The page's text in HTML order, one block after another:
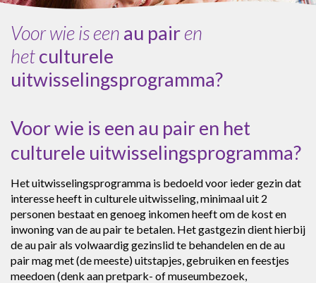
Voor wie is een au pairen
hetculturele
uitwisselingsprogramma?
Voor wie is een au pair en het
culturele uitwisselingsprogramma?
Het uitwisselingsprogramma is bedoeld voor ieder gezin dat
interesse heeft in culturele uitwisseling, minimaal uit 2
personen bestaat en genoeg inkomen heeft om de kost en
inwoning van de au pair te betalen. Het gastgezin dient hierbij
de au pair als volwaardig gezinslid te behandelen en de au
pair mag met (de meeste) uitstapjes, gebruiken en feestjes
meedoen (denk aan pretpark- of museumbezoek,